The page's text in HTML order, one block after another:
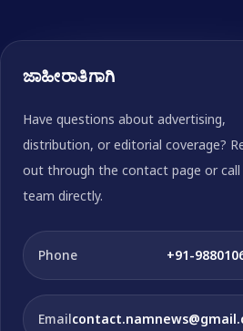
ಜಾಹೀರಾತಿಗಾಗಿ
Have questions about advertising,
distribution, or editorial coverage?
out through the contact page or
team directly.
Phone +91-
Email